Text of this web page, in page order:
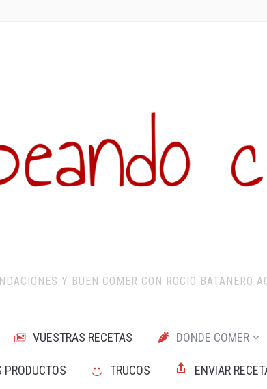
Y BUEN COMER CON ROCÍO BATANERO
VUESTRAS RECETAS DONDE COMER
PRODUCTOS TRUCOS ENVIAR